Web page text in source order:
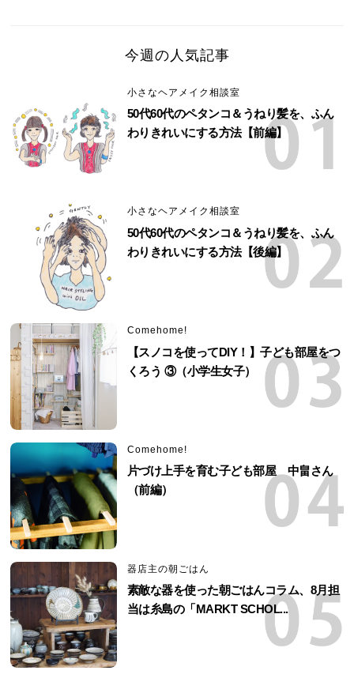
今週の人気記事
小さなヘアメイク相談室
50代60代のペタンコ＆うねり髪を、ふん
わりきれいにする方法【前編】
小さなヘアメイク相談室
50代60代のペタンコ＆うねり髪を、ふん
わりきれいにする方法【後編】
Comehome!
【スノコを使ってDIY！】子ども部屋をつ
くろう ③（小学生女子）
Comehome!
片づけ上手を育む子ども部屋 中畠さん
（前編）
器店主の朝ごはん
素敵な器を使った朝ごはんコラム、8月担
当は糸島の「MARKT SCHOL...